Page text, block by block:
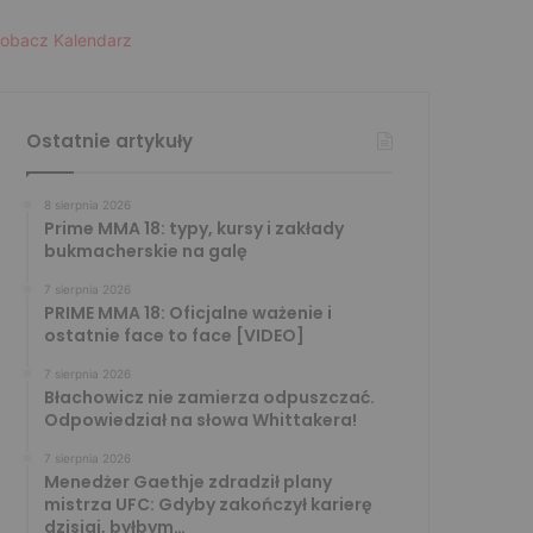
Kalendarz
Ostatnie artykuły
8 sierpnia 2026
Prime MMA 18: typy, kursy i zakłady
bukmacherskie na galę
7 sierpnia 2026
PRIME MMA 18: Oficjalne ważenie i
ostatnie face to face [VIDEO]
7 sierpnia 2026
Błachowicz nie zamierza odpuszczać.
Odpowiedział na słowa Whittakera!
7 sierpnia 2026
Menedżer Gaethje zdradził plany
mistrza UFC: Gdyby zakończył karierę
dzisiaj, byłbym…